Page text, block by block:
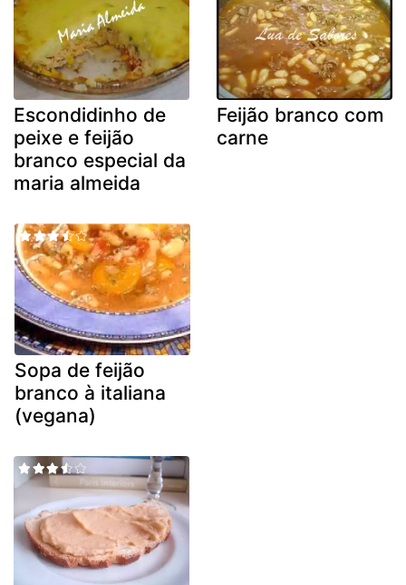
Escondidinho de
peixe e feijão
branco especial da
maria almeida
Feijão branco com
carne
Sopa de feijão
branco à italiana
(vegana)